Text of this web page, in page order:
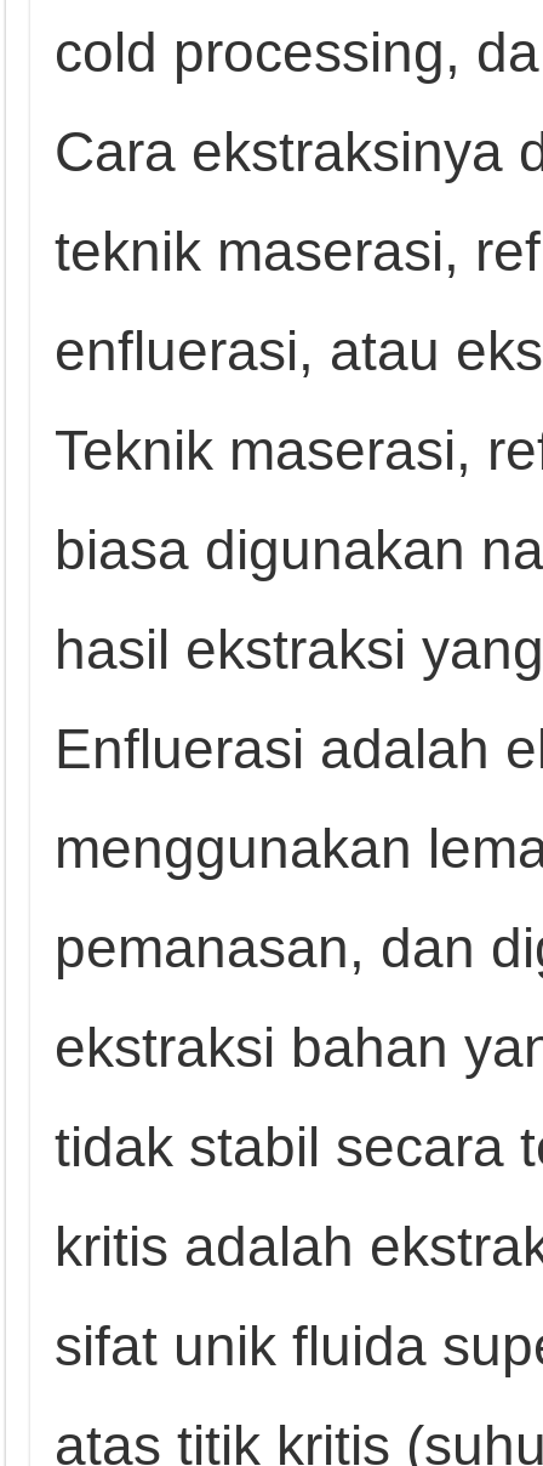
cold processing,
Cara ekstraksinya
teknik maserasi,
enfluerasi, atau
Teknik maserasi,
biasa digunakan
hasil ekstraksi
Enfluerasi adalah
menggunakan
pemanasan, dan
ekstraksi bahan
tidak stabil secara
kritis adalah
sifat unik fluida
atas titik kritis